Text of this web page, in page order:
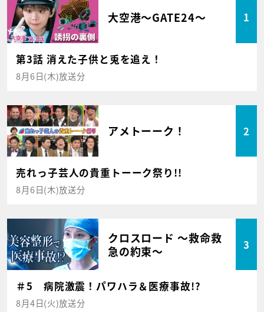
大空港～GATE24～ 1
第3話 消えた子供と兎を追え！
8月6日(木)放送分
アメトーーク！ 2
売れっ子芸人の貴重トーーク祭り!!
8月6日(木)放送分
クロスロード ～救命救
急の約束～
3
＃5 病院激震！パワハラ＆医療事故!?
8月4日(火)放送分